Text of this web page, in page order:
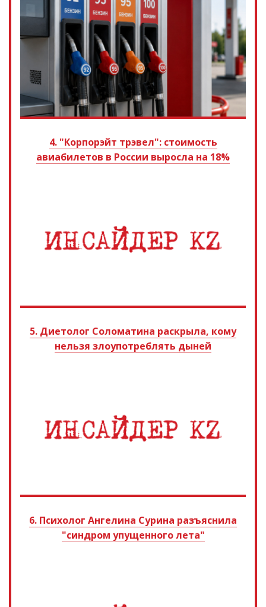
4. "Корпорэйт трэвел": стоимость
авиабилетов в России выросла на 18%
5. Диетолог Соломатина раскрыла, кому
нельзя злоупотреблять дыней
6. Психолог Ангелина Сурина разъяснила
"синдром упущенного лета"